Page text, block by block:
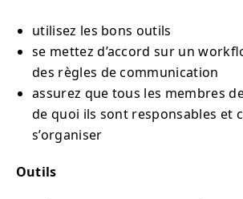
utilisez les bons outils
se mettez d’accord sur un
des règles de communication
assurez que tous les membres
de quoi ils sont responsables et
s’organiser
Outils